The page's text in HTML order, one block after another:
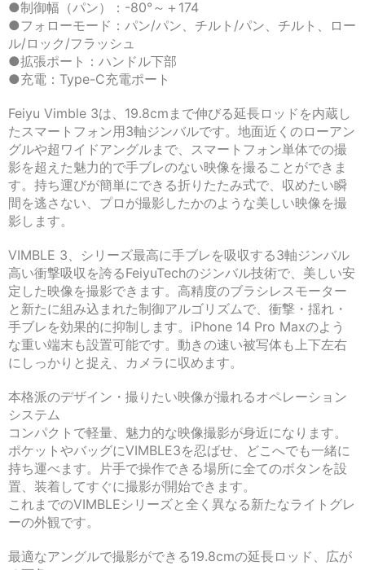
●制御幅（パン）：-80°～＋174
●フォローモード：パン/パン、チルト/パン、チルト、ロー
ル/ロック/フラッシュ
●拡張ポート：ハンドル下部
●充電：Type-C充電ポート
Feiyu Vimble 3は、19.8cmまで伸びる延長ロッドを内蔵し
たスマートフォン用3軸ジンバルです。地面近くのローアン
グルや超ワイドアングルまで、スマートフォン単体での撮
影を超えた魅力的で手ブレのない映像を撮ることができま
す。持ち運びが簡単にできる折りたたみ式で、収めたい瞬
間を逃さない、プロが撮影したかのような美しい映像を撮
影します。
VIMBLE 3、シリーズ最高に手ブレを吸収する3軸ジンバル
高い衝撃吸収を誇るFeiyuTechのジンバル技術で、美しい安
定した映像を撮影できます。高精度のブラシレスモーター
と新たに組み込まれた制御アルゴリズムで、衝撃・揺れ・
手ブレを効果的に抑制します。iPhone 14 Pro Maxのよう
な重い端末も設置可能です。動きの速い被写体も上下左右
にしっかりと捉え、カメラに収めます。
本格派のデザイン・撮りたい映像が撮れるオペレーション
システム
コンパクトで軽量、魅力的な映像撮影が身近になります。
ポケットやバッグにVIMBLE3を忍ばせ、どこへでも一緒に
持ち運べます。片手で操作できる場所に全てのボタンを設
置、装着してすぐに撮影が開始できます。
これまでのVIMBLEシリーズと全く異なる新たなライトグレ
ーの外観です。
最適なアングルで撮影ができる19.8cmの延長ロッド、広が